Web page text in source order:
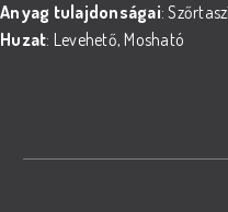
Anyag tulajdonságai:
Huzat: Levehető, Mosható